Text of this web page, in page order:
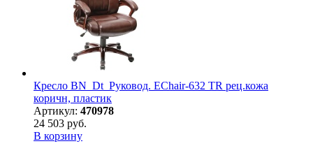
Кресло BN_Dt_Руковод. EChair-632 TR рец.кожа
коричн, пластик
Артикул: 470978
24 503 руб.
В корзину